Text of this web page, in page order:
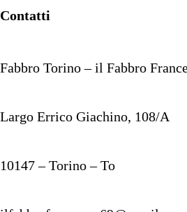
Contatti
Fabbro Torino – il Fabbro
Largo Errico Giachino, 108/A
10147 – Torino – To